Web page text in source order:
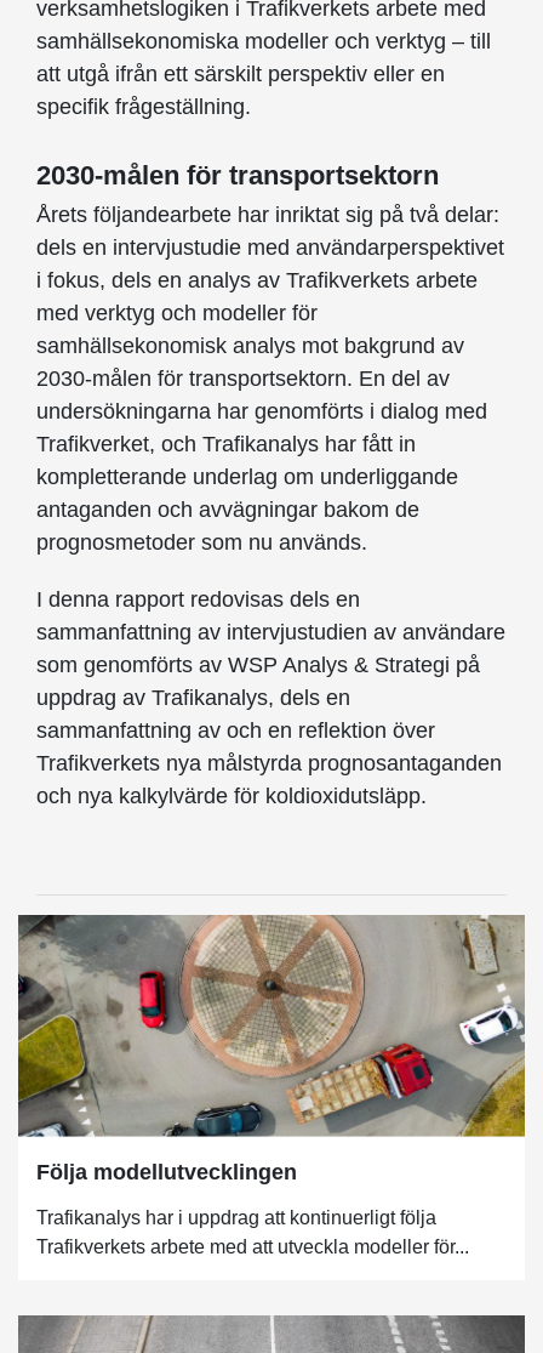
verksamhetslogiken i Trafikverkets arbete med
samhällsekonomiska modeller och verktyg – till
att utgå ifrån ett särskilt perspektiv eller en
specifik frågeställning.
2030-målen för transportsektorn
Årets följandearbete har inriktat sig på två delar:
dels en intervjustudie med användarperspektivet
i fokus, dels en analys av Trafikverkets arbete
med verktyg och modeller för
samhällsekonomisk analys mot bakgrund av
2030-målen för transportsektorn. En del av
undersökningarna har genomförts i dialog med
Trafikverket, och Trafikanalys har fått in
kompletterande underlag om underliggande
antaganden och avvägningar bakom de
prognosmetoder som nu används.
I denna rapport redovisas dels en
sammanfattning av intervjustudien av användare
som genomförts av WSP Analys & Strategi på
uppdrag av Trafikanalys, dels en
sammanfattning av och en reflektion över
Trafikverkets nya målstyrda prognosantaganden
och nya kalkylvärde för koldioxidutsläpp.
Följa modellutvecklingen
Trafikanalys har i uppdrag att kontinuerligt följa
Trafikverkets arbete med att utveckla modeller för...